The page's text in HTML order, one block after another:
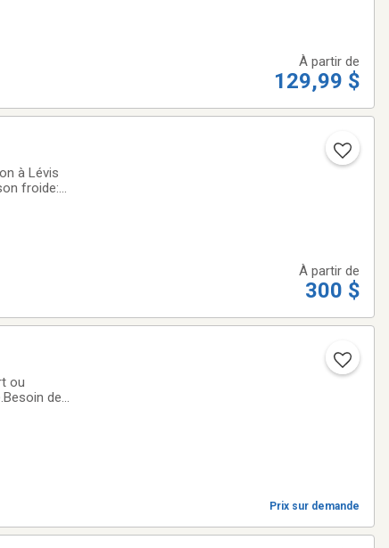
À partir de
129,99 $
à Lévis
froide:
À partir de
300 $
ou
de
Prix sur demande